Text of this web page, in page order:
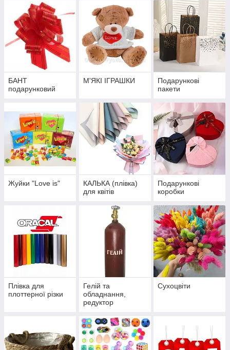
БАНТ
подарунковий
М'ЯКІ ІГРАШКИ
Подарункові
пакети
Жуйки "Love is"
КАЛЬКА (плівка)
для квітів
Подарункові
коробки
Плівка для
плоттерної різки
Гелій та
обладнання,
редуктор
Сухоцвіти